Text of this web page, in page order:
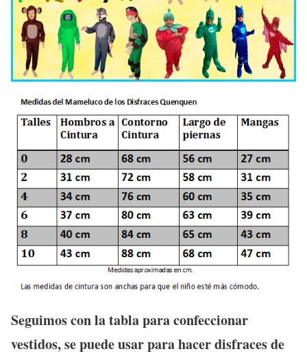
Seguimos con la tabla para confeccionar
vestidos, se puede usar para hacer disfraces de